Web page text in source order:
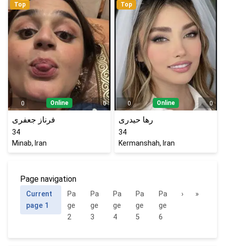
Top
0 Online 0
فرناز جعفری
34
Minab, Iran
Top
0 Online 0
رها حیدری
34
Kermanshah, Iran
Page navigation
Current
page 1
Pa
ge
2
Pa
ge
3
Pa
ge
4
Pa
ge
5
Pa
ge
6
› »